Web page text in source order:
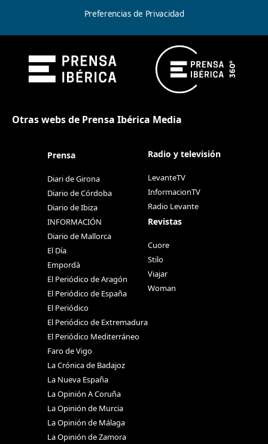
Preferencias de Privacidad
Otras webs de Prensa Ibérica Media
Prensa
Diari de Girona
Diario de Córdoba
Diario de Ibiza
INFORMACIÓN
Diario de Mallorca
El Día
Empordà
El Periódico de Aragón
El Periódico de España
El Periódico
El Periódico de Extremadura
El Periódico Mediterráneo
Faro de Vigo
La Crónica de Badajoz
La Nueva España
La Opinión A Coruña
La Opinión de Murcia
La Opinión de Málaga
La Opinión de Zamora
Radio y televisión
LevanteTV
InformacionTV
Radio Levante
Revistas
Cuore
Stilo
Viajar
Woman